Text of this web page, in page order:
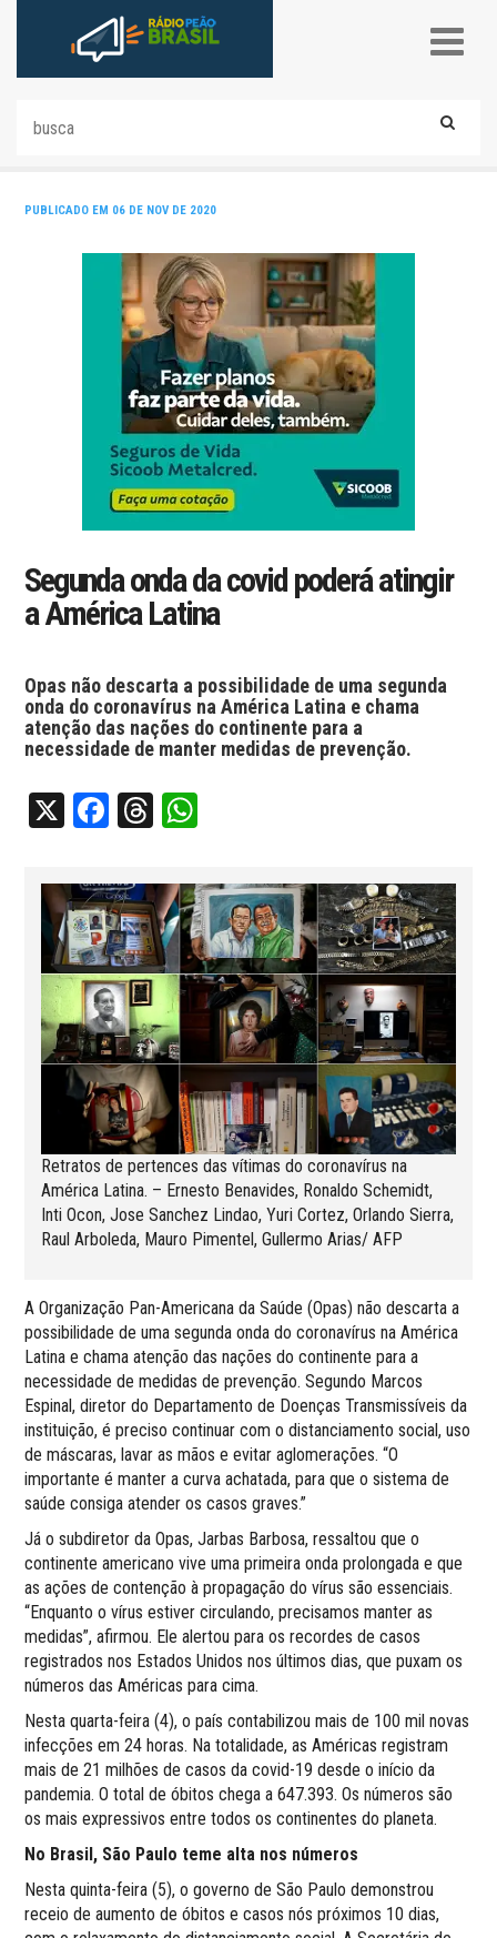
PUBLICADO EM 06 DE NOV DE 2020
Segunda onda da covid poderá atingir
a América Latina
Opas não descarta a possibilidade de uma segunda
onda do coronavírus na América Latina e chama
atenção das nações do continente para a
necessidade de manter medidas de prevenção.
X Facebook
Threads
Retratos de pertences das vítimas do coronavírus na
América Latina. – Ernesto Benavides, Ronaldo Schemidt,
Inti Ocon, Jose Sanchez Lindao, Yuri Cortez, Orlando Sierra,
Raul Arboleda, Mauro Pimentel, Gullermo Arias/ AFP
A Organização Pan-Americana da Saúde (Opas) não descarta a
possibilidade de uma segunda onda do coronavírus na América
Latina e chama atenção das nações do continente para a
necessidade de medidas de prevenção. Segundo Marcos
Espinal, diretor do Departamento de Doenças Transmissíveis da
instituição, é preciso continuar com o distanciamento social, uso
de máscaras, lavar as mãos e evitar aglomerações. “O
importante é manter a curva achatada, para que o sistema de
saúde consiga atender os casos graves.”
Já o subdiretor da Opas, Jarbas Barbosa, ressaltou que o
continente americano vive uma primeira onda prolongada e que
as ações de contenção à propagação do vírus são essenciais.
“Enquanto o vírus estiver circulando, precisamos manter as
medidas”, afirmou. Ele alertou para os recordes de casos
registrados nos Estados Unidos nos últimos dias, que puxam os
números das Américas para cima.
Nesta quarta-feira (4), o país contabilizou mais de 100 mil novas
infecções em 24 horas. Na totalidade, as Américas registram
mais de 21 milhões de casos da covid-19 desde o início da
pandemia. O total de óbitos chega a 647.393. Os números são
os mais expressivos entre todos os continentes do planeta.
No Brasil, São Paulo teme alta nos números
Nesta quinta-feira (5), o governo de São Paulo demonstrou
receio de aumento de óbitos e casos nós próximos 10 dias,